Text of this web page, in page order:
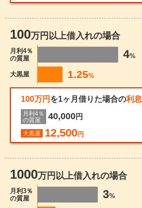
100万円以上借入れの場合
月利4％
の質屋
4%
大黒屋 1.25%
100万円 を1ヶ月借りた場合の利息
月利4％
の質屋
40,000円
大黒屋 12,500円
1000万円以上借入れの場合
月利3％
の質屋
3%